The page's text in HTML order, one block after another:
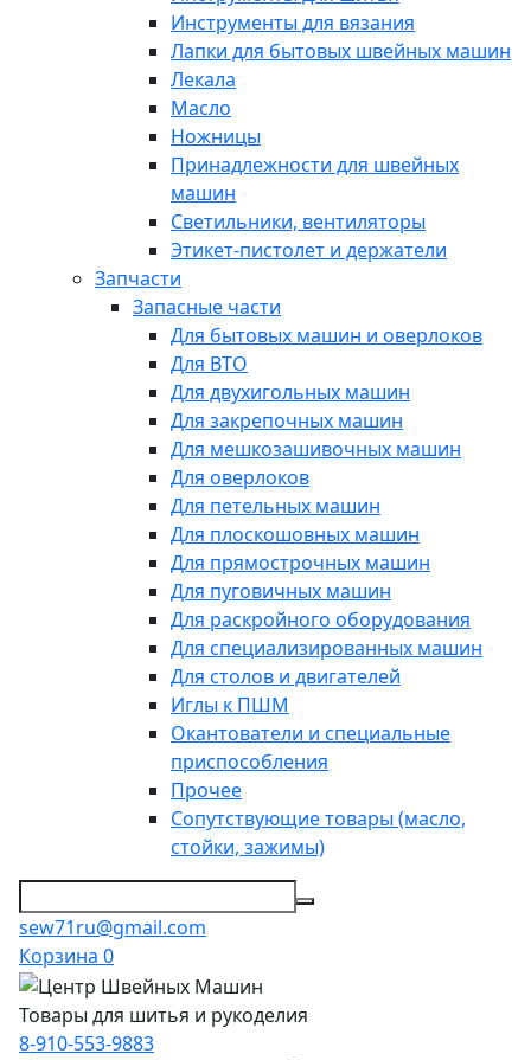
Инструменты для вязания
Лапки для бытовых швейных машин
Лекала
Масло
Ножницы
Принадлежности для швейных
машин
Светильники, вентиляторы
Этикет-пистолет и держатели
Запчасти
Запасные части
Для бытовых машин и оверлоков
Для ВТО
Для двухигольных машин
Для закрепочных машин
Для мешкозашивочных машин
Для оверлоков
Для петельных машин
Для плоскошовных машин
Для прямострочных машин
Для пуговичных машин
Для раскройного оборудования
Для специализированных машин
Для столов и двигателей
Иглы к ПШМ
Окантователи и специальные
приспособления
Прочее
Сопутствующие товары (масло,
стойки, зажимы)
sew71ru@gmail.com
Корзина 0
Товары для шитья и рукоделия
8-910-553-9883